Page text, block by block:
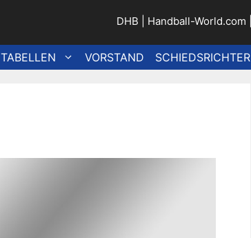
DHB Handball-World.com
TABELLEN VORSTAND SCHIEDSRICHTER